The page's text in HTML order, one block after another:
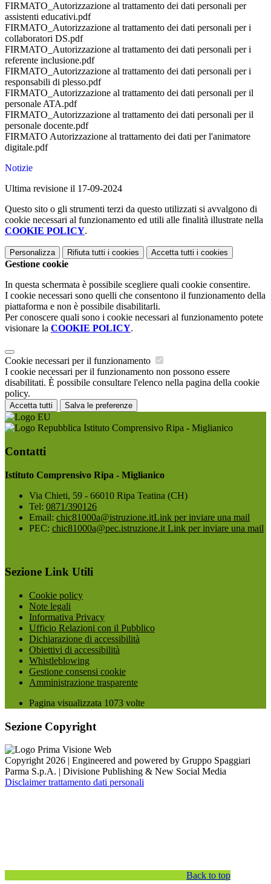
FIRMATO_Autorizzazione al trattamento dei dati personali per
assistenti educativi.pdf
FIRMATO_Autorizzazione al trattamento dei dati personali per i
collaboratori DS.pdf
FIRMATO_Autorizzazione al trattamento dei dati personali per i
referente inclusione.pdf
FIRMATO_Autorizzazione al trattamento dei dati personali per i
responsabili di plesso.pdf
FIRMATO_Autorizzazione al trattamento dei dati personali per il
personale ATA.pdf
FIRMATO_Autorizzazione al trattamento dei dati personali per il
personale docente.pdf
FIRMATO Autorizzazione al trattamento dei dati per l'animatore
digitale.pdf
Notizie
Ultima revisione il 17-09-2024
Questo sito o gli strumenti terzi da questo utilizzati si avvalgono di
cookie necessari al funzionamento ed utili alle finalità illustrate nella
COOKIE POLICY.
Personalizza Rifiuta tutti i cookies Accetta tutti i cookies
Gestione cookie
In questa schermata è possibile scegliere quali cookie consentire.
I cookie necessari sono quelli che consentono il funzionamento della
piattaforma e non è possibile disabilitarli.
Per conoscere quali sono i cookie necessari al funzionamento potete
visionare la COOKIE POLICY.
Cookie necessari per il funzionamento
I cookie necessari per il funzionamento non possono essere
disabilitati. È possibile consultare l'elenco nella pagina della cookie
policy.
Accetta tutti Salva le preferenze
Istituto Comprensivo Ripa - Miglianico
Contatti
Istituto Comprensivo Ripa - Miglianico
Via Chieti, 59 - 66010 Ripa Teatina (CH)
Tel: 0871/390126
Email: chic81000a@istruzione.itLink per inviare una mail
PEC: chic81000a@pec.istruzione.it Link per inviare una mail
Sezione Link Utili
Cookie policy
Note legali
Informativa Privacy
Ufficio Relazioni con il Pubblico
Dichiarazione di accessibilità
Obiettivi di accessibilità
Whistleblowing
Gestione consensi cookie
Amministrazione trasparente
Pagina visualizzata 1073 volte
Sezione Copyright
Copyright 2026 | Engineered and powered by Gruppo Spaggiari
Parma S.p.A. | Divisione Publishing & New Social Media
Disclaimer trattamento dati personali
Back to top